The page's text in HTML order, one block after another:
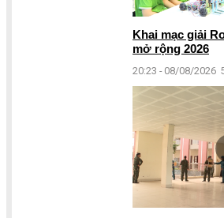
Khai mạc giải
mở rộng 2026
20:23 - 08/08/2026